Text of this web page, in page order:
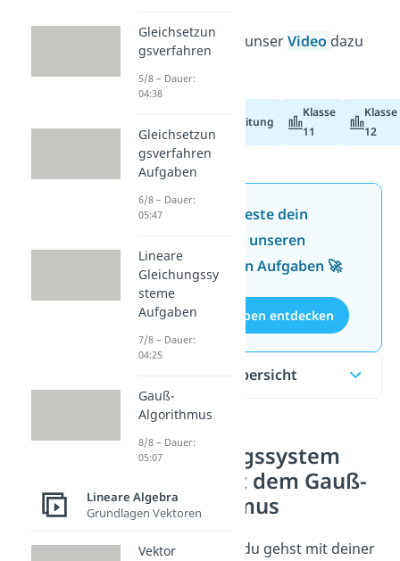
Vergiss nicht, unserVideo dazu
Abiturvorbereitung
Klasse
11
Klasse
12
Jetzt neu: Teste dein
Wissen mit unseren
kostenlosen Aufgaben 🚀
Aufgaben entdecken
Inhaltsübersicht
Gleichungssystem
lösen mit dem Gauß-
Algorithmus
Stelle dir vor, du gehst mit deiner
Gleichsetzun
gsverfahren
5/8 – Dauer:
04:38
Gleichsetzun
gsverfahren
Aufgaben
6/8 – Dauer:
05:47
Lineare
Gleichungssy
steme
Aufgaben
7/8 – Dauer:
04:25
Gauß-
Algorithmus
8/8 – Dauer:
05:07
Lineare Algebra
Grundlagen Vektoren
Vektor